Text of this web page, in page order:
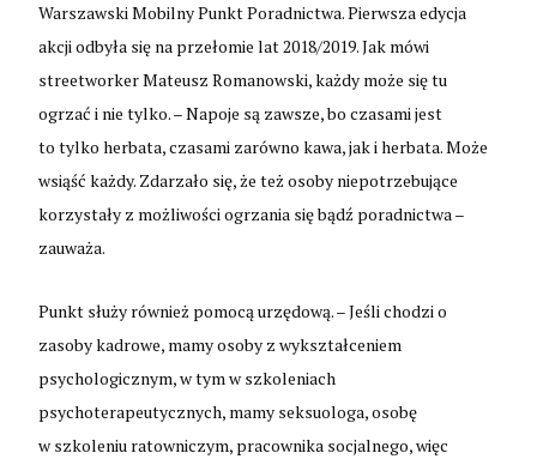
Warszawski Mobilny Punkt Poradnictwa. Pierwsza edycja
akcji odbyła się na przełomie lat 2018/2019. Jak mówi
streetworker Mateusz Romanowski, każdy może się tu
ogrzać i nie tylko. – Napoje są zawsze, bo czasami jest
to tylko herbata, czasami zarówno kawa, jak i herbata. Może
wsiąść każdy. Zdarzało się, że też osoby niepotrzebujące
korzystały z możliwości ogrzania się bądź poradnictwa –
zauważa.
Punkt służy również pomocą urzędową. – Jeśli chodzi o
zasoby kadrowe, mamy osoby z wykształceniem
psychologicznym, w tym w szkoleniach
psychoterapeutycznych, mamy seksuologa, osobę
w szkoleniu ratowniczym, pracownika socjalnego, więc